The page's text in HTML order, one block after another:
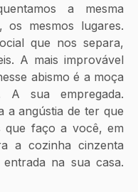
a mesma
os mesmos lugares.
que nos separa,
A mais improvável
abismo é a moça
sua empregada.
a angústia de ter que
que faço a você, em
a cozinha cinzenta
na sua casa.